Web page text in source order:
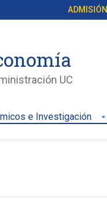
ADMISIÓN
UC
e Investigación arrow_drop_down